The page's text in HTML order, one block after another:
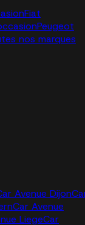
Fiat
Peugeot
nos marques
Avenue Dijon
Car Avenue
LiegeCar